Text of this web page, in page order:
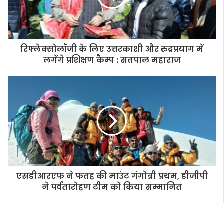
i
l
a
d
रिफ्लेक्सोलॉजी के लिए उत्तरकाशी और रुद्रप्रयाग में
लगेंगे प्रशिक्षण कैम्प : सतपाल महाराज
एसडीआरएफ ने फतह की माउंट गंगोत्री प्रथम, डीजीपी
ने पर्वतारोहण टीम को किया सम्मानित